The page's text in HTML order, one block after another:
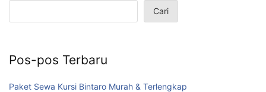
Cari
Pos-pos Terbaru
Paket Sewa Kursi Bintaro Murah & Terlengkap